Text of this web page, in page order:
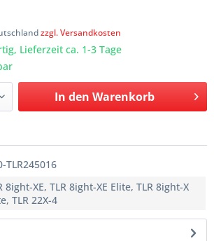
zzgl. Versandkosten
Lieferzeit ca. 1-3 Tage
In den Warenkorb
TLR245016
8ight-XE, TLR 8ight-XE Elite, TLR 8ight-X
TLR 22X-4